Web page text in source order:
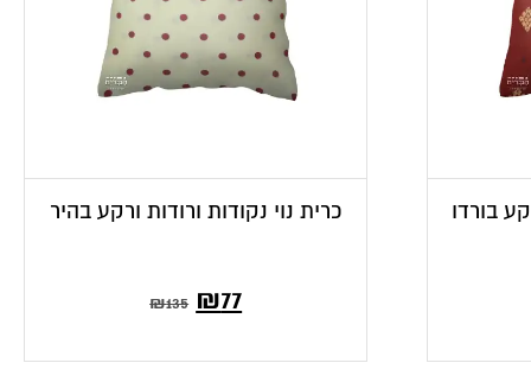
בורדו כרית נוי נקודות ורודות ורקע בהיר
₪135 המחיר
₪77המחיר